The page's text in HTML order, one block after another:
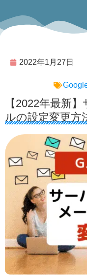
2022年1月27日
【2022年最新
ルの設定変更方